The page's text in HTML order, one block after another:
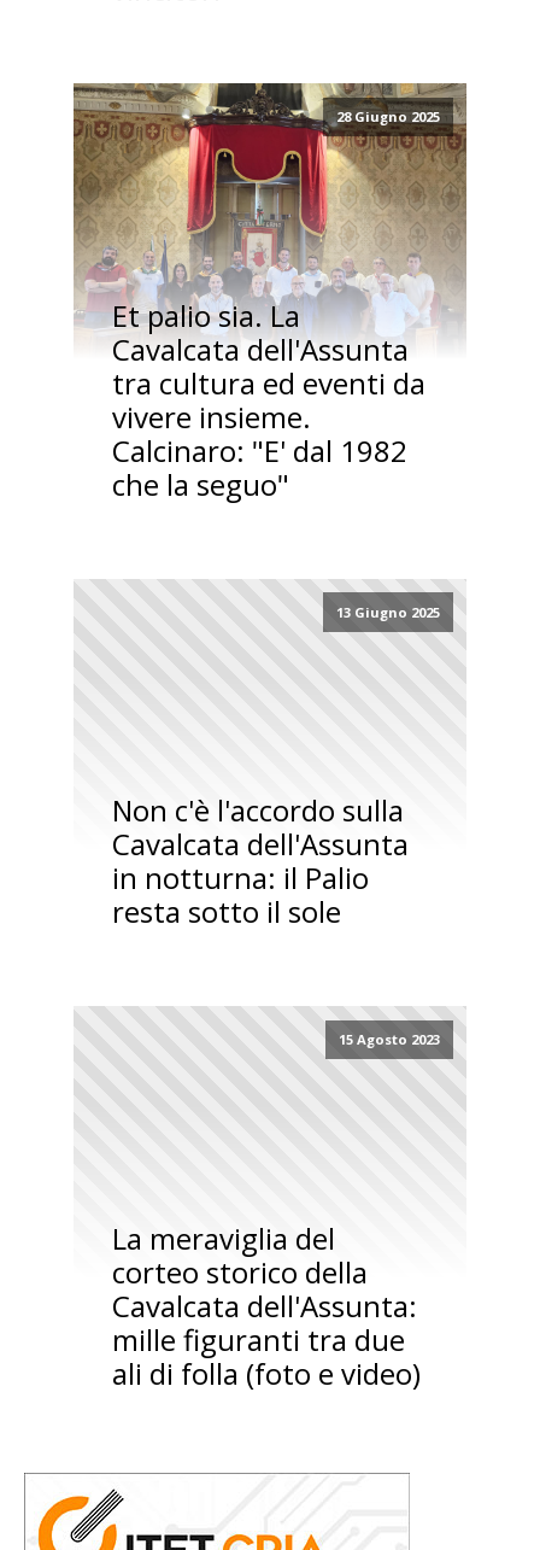
28 Giugno 2025
Et palio sia. La
Cavalcata dell'Assunta
tra cultura ed eventi da
vivere insieme.
Calcinaro: "E' dal 1982
che la seguo"
13 Giugno 2025
Non c'è l'accordo sulla
Cavalcata dell'Assunta
in notturna: il Palio
resta sotto il sole
15 Agosto 2023
La meraviglia del
corteo storico della
Cavalcata dell'Assunta:
mille figuranti tra due
ali di folla (foto e video)